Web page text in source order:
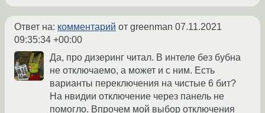
Ответ на: комментарий от greenman 07.11.2021
09:35:34 +00:00
Да, про дизеринг читал. В интеле без бубна
не отключаемо, а может и с ним. Есть
варианты переключения на чистые 6 бит?
На нвидии отключение через панель не
помогло. Впрочем мой выбор отключения